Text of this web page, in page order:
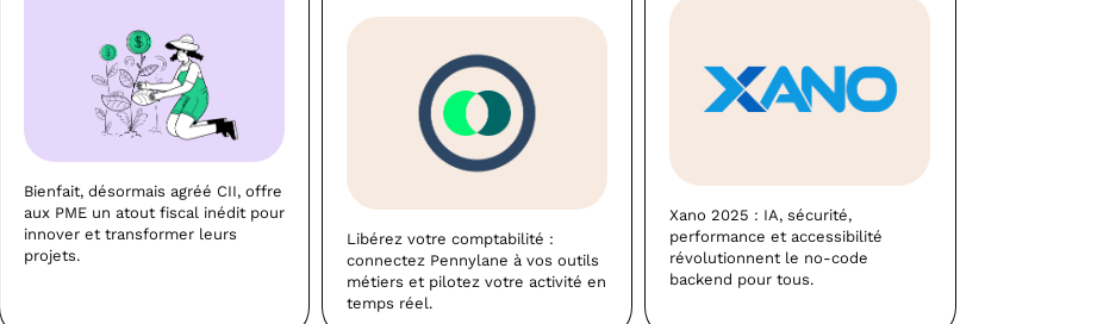
Bienfait, désormais agréé CII, offre
aux PME un atout fiscal inédit pour
innover et transformer leurs
projets.
Libérez votre comptabilité :
connectez Pennylane à vos outils
métiers et pilotez votre activité en
temps réel.
Xano 2025 : IA, sécurité,
performance et accessibilité
révolutionnent le no-code
backend pour tous.